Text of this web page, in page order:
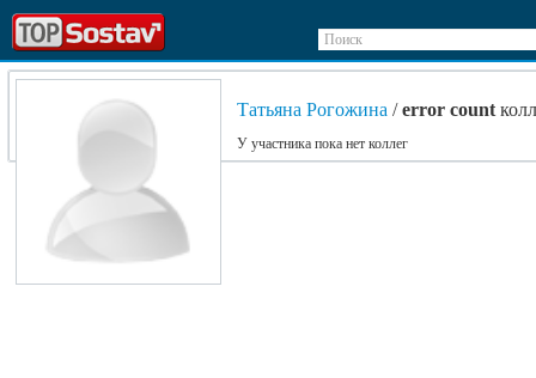
Поиск
Татьяна Рогожина /error count
У участника пока нет коллег